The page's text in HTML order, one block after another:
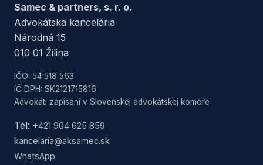
Samec & partners, s. r. o.
Advokátska kancelária
Národná 15
010 01 Žilina
IČO: 54 518 563
IČ DPH: SK2121715816
Advokáti zapísaní v Slovenskej advokátskej komore
Tel: +421 904 625 859
kancelaria@aksamec.sk
WhatsApp